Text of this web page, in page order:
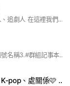
嗨呀👀 歡迎加入此社群 適合每位追星人、追劇人 在這裡我們互相陪伴、聊心事 互追IG或FB 也可以處關係丶當管管 🔓是解鎖了 🔏是沒解鎖 嘻嘻！老實說其實都還沒解鎖啦⋯⋯ 🔏 20人選總2 🔏 30人選總3 🔏 40人選小總管 🔏 50人開覆群（免宣拐·無退任 其他的之後再說啦～
1.#互相按讚每天都需要2.#進來先改ig帳號名稱3.#群組記事本簽到打帳號名稱4.不強制互追
聊天、互追IG、BL、頭像、背景、K-pop、處關係🩷 歡迎加入~